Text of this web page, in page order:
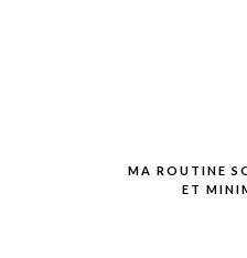
MA ROUTINE
ET